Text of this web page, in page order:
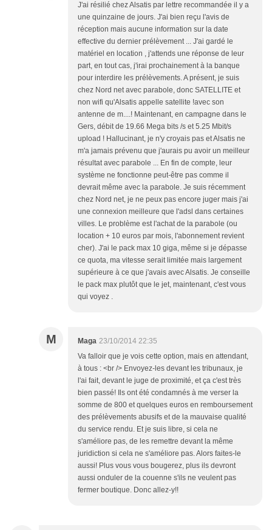
J'ai résilié chez Alsatis par lettre recommandée il y a
une quinzaine de jours. J'ai bien reçu l'avis de
réception mais aucune information sur la date
effective du dernier prélèvement ... J'ai gardé le
matériel en location , j'attends une réponse de leur
part, en tout cas, j'irai prochainement à la banque
pour interdire les prélèvements. A présent, je suis
chez Nord net avec parabole, donc SATELLITE et
non wifi qu'Alsatis appelle satellite !avec son
antenne de m....! Maintenant, en campagne dans le
Gers, débit de 19.66 Mega bits /s et 5.25 Mbit/s
upload ! Hallucinant, je n'y croyais pas et Alsatis ne
m'a jamais prévenu que j'aurais pu avoir un meilleur
résultat avec parabole ... En fin de compte, leur
système ne fonctionne peut-être pas comme il
devrait même avec la parabole. Je suis récemment
chez Nord net, je ne peux pas encore juger mais j'ai
une connexion meilleure que l'adsl dans certaines
villes. Le problème est l'achat de la parabole (ou
location + 10 euros par mois, l'abonnement revient
cher). J'ai le pack max 10 giga, même si je dépasse
ce quota, ma vitesse serait limitée mais largement
supérieure à ce que j'avais avec Alsatis. Je conseille
le pack max plutôt que le jet, maintenant, c'est vous
qui voyez .
M Maga 23/10/2014 22:35
Va falloir que je vois cette option, mais en attendant,
à tous : <br /> Envoyez-les devant les tribunaux, je
l'ai fait, devant le juge de proximité, et ça c'est très
bien passé! Ils ont été condamnés à me verser la
somme de 800 et quelques euros en remboursement
des prélèvements abusifs et de la mauvaise qualité
du service rendu. Et je suis libre, si cela ne
s'améliore pas, de les remettre devant la même
juridiction si cela ne s'améliore pas. Alors faites-le
aussi! Plus vous vous bougerez, plus ils devront
aussi onduler de la couenne s'ils ne veulent pas
fermer boutique. Donc allez-y!!